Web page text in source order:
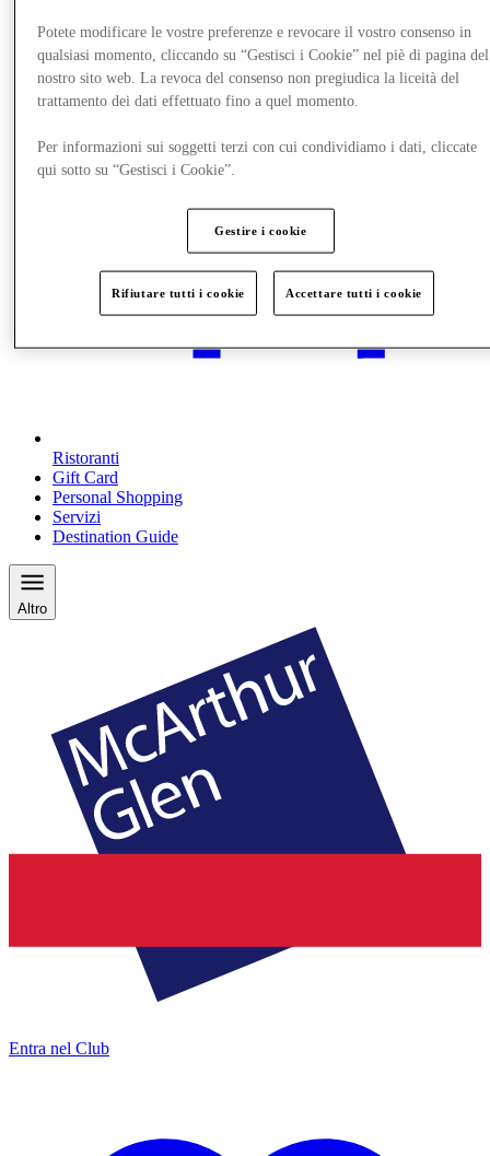
Ristoranti
Gift Card
Personal Shopping
Servizi
Destination Guide
Altro
Entra nel Club
Potete modificare le vostre preferenze e revocare il vostro consenso in
qualsiasi momento, cliccando su “Gestisci i Cookie” nel piè di pagina del
nostro sito web. La revoca del consenso non pregiudica la liceità del
trattamento dei dati effettuato fino a quel momento.
Per informazioni sui soggetti terzi con cui condividiamo i dati, cliccate
qui sotto su “Gestisci i Cookie”.
Gestire i cookie
Rifiutare tutti i cookie Accettare tutti i cookie